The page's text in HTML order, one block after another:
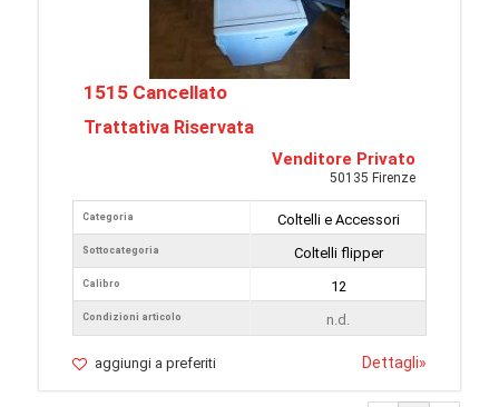
1515 Cancellato
Trattativa Riservata
Venditore Privato
50135 Firenze
Categoria
Sottocategoria
Calibro
Condizioni articolo
Coltelli e Accessori
Coltelli flipper
12
n.d.
aggiungi a preferiti Dettagli»